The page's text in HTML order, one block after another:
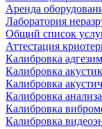
Аренда
Лаборатория
Общий список
Аттестация
Калибровка
Калибровка
Калибровка
Калибровка
Калибровка
Калибровка